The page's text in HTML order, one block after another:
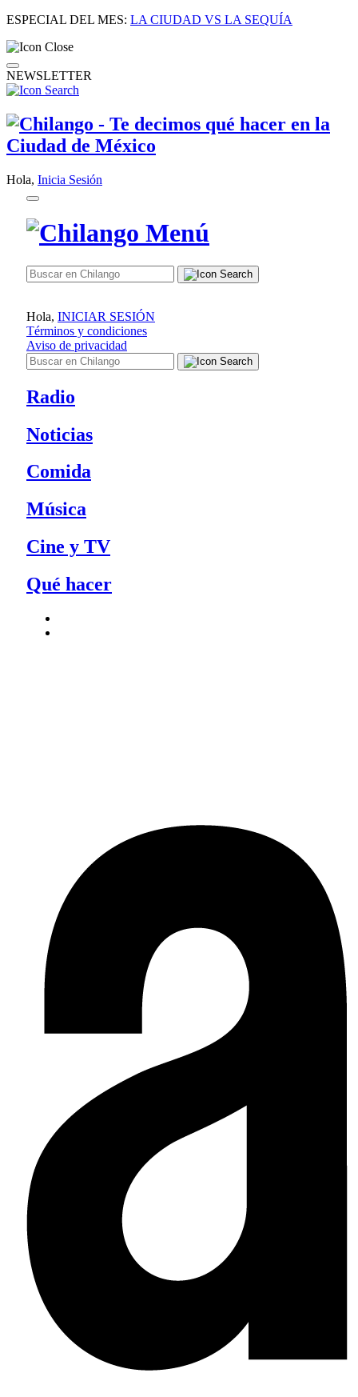
ESPECIAL DEL MES: LA CIUDAD VS LA SEQUÍA
NEWSLETTER
Hola, Inicia Sesión
Hola, INICIAR SESIÓN
Términos y condiciones
Aviso de privacidad
Radio
Noticias
Comida
Música
Cine y TV
Qué hacer